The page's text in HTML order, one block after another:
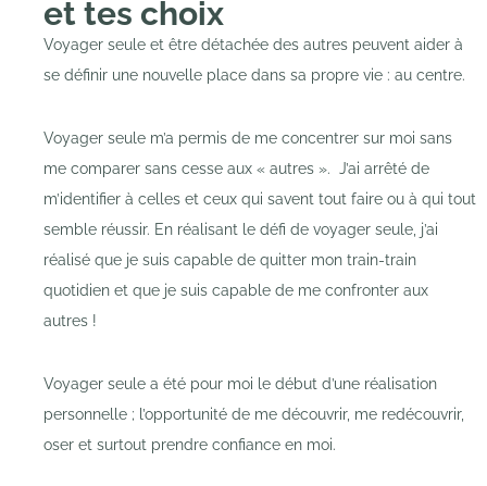
et tes choix
Voyager seule et être détachée des autres peuvent aider à
se définir une nouvelle place dans sa propre vie : au centre.
Voyager seule m’a permis de me concentrer sur moi sans
me comparer sans cesse aux « autres ». J’ai arrêté de
m’identifier à celles et ceux qui savent tout faire ou à qui tout
semble réussir. En réalisant le défi de voyager seule, j’ai
réalisé que je suis capable de quitter mon train-train
quotidien et que je suis capable de me confronter aux
autres !
Voyager seule a été pour moi le début d’une réalisation
personnelle ; l’opportunité de me découvrir, me redécouvrir,
oser et surtout prendre confiance en moi.